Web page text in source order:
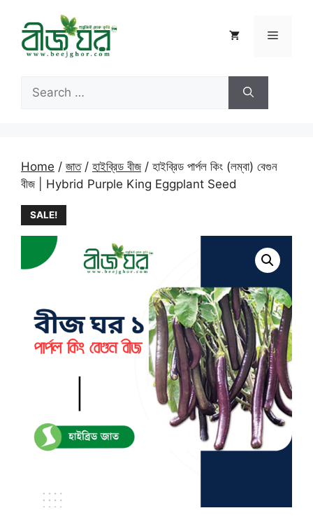
content
Menu
for:
Home / জাত/ হাইব্রিড বীজ/ হাইব্রিড পার্পল কিং (লম্বা) বেগুন
বীজ | Hybrid Purple King Eggplant Seed
SALE!